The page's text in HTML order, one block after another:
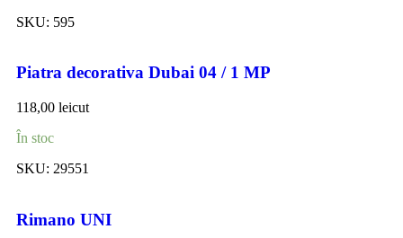
SKU: 595
Piatra decorativa Dubai 04 / 1 MP
118,00 leicut
În stoc
SKU: 29551
Rimano UNI